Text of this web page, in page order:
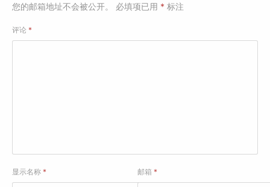
您的邮箱地址不会被公开。 必填项已用 * 标注
评论 *
显示名称 * 邮箱*